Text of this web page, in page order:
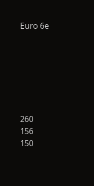
Euro 6e
260
156
150